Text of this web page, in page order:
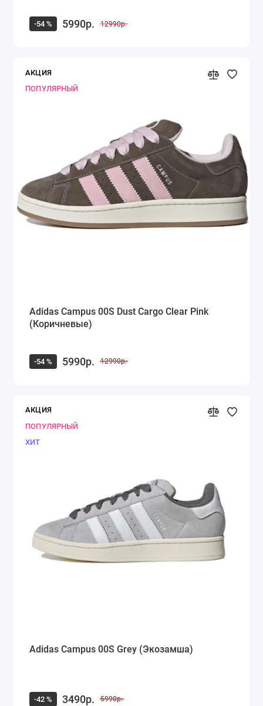
-54 % 5990р. 12990р.
АКЦИЯ
ПОПУЛЯРНЫЙ
Adidas Campus 00S Dust Cargo Clear Pink
(Коричневые)
-54 % 5990р. 12990р.
АКЦИЯ
ПОПУЛЯРНЫЙ
ХИТ
Adidas Campus 00S Grey (Экозамша)
-42 % 3490р. 5990р.